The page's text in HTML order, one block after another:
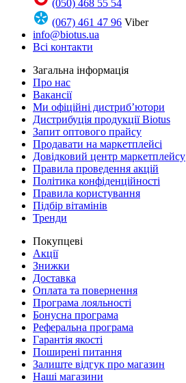
(050) 468 55 54
(067) 461 47 96 Viber
info@biotus.ua
Всі контакти
Загальна інформація
Про нас
Вакансії
Ми офіційні дистриб’ютори
Дистрибуція продукції Biotus
Запит оптового прайсу
Продавати на маркетплейсі
Довідковий центр маркетплейсу
Правила проведення акцій
Політика конфіденційності
Правила користування
Підбір вітамінів
Тренди
Покупцеві
Акції
Знижки
Доставка
Оплата та повернення
Програма лояльності
Бонусна програма
Реферальна програма
Гарантія якості
Поширені питання
Залиште відгук про магазин
Наші магазини